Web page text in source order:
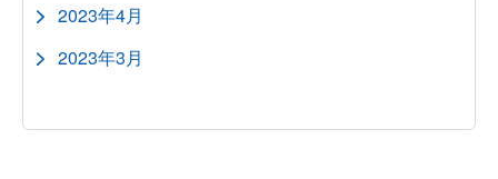
2023年4月
2023年3月